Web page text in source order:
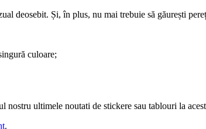
deosebit. Și, în plus, nu mai trebuie să găurești
culoare;
nostru ultimele noutati de stickere sau tablouri la acest
.